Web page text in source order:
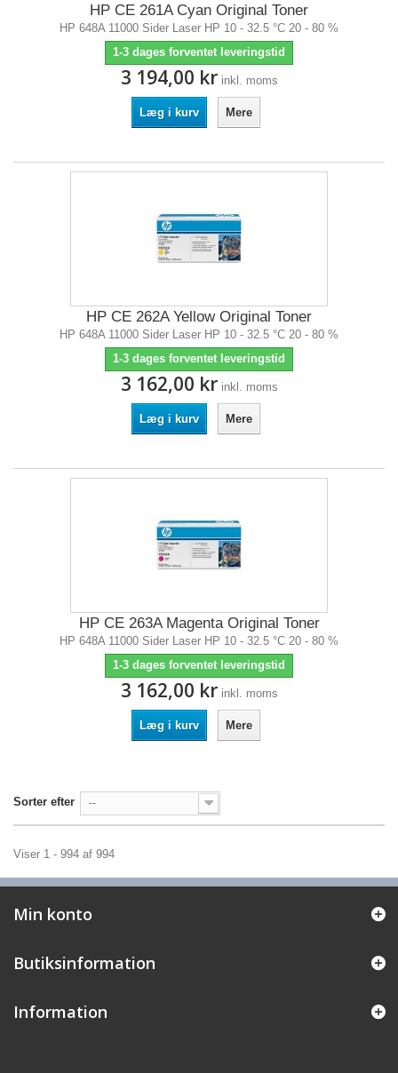
HP CE 261A Cyan Original Toner
HP 648A 11000 Sider Laser HP 10 - 32.5 °C 20 - 80 %
1-3 dages forventet leveringstid
3 194,00 kr inkl. moms
Læg i kurv Mere
HP CE 262A Yellow Original Toner
HP 648A 11000 Sider Laser HP 10 - 32.5 °C 20 - 80 %
1-3 dages forventet leveringstid
3 162,00 kr inkl. moms
Læg i kurv Mere
HP CE 263A Magenta Original Toner
HP 648A 11000 Sider Laser HP 10 - 32.5 °C 20 - 80 %
1-3 dages forventet leveringstid
3 162,00 kr inkl. moms
Læg i kurv Mere
Sorter efter --
Viser 1 - 994 af 994
Min konto
Butiksinformation
Information